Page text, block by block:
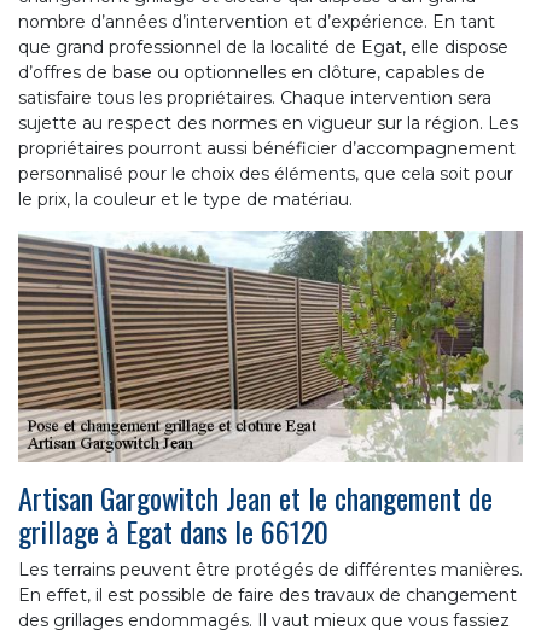
nombre d’années d’intervention et d’expérience. En tant
que grand professionnel de la localité de Egat, elle dispose
d’offres de base ou optionnelles en clôture, capables de
satisfaire tous les propriétaires. Chaque intervention sera
sujette au respect des normes en vigueur sur la région. Les
propriétaires pourront aussi bénéficier d’accompagnement
personnalisé pour le choix des éléments, que cela soit pour
le prix, la couleur et le type de matériau.
Artisan Gargowitch Jean et le changement de
grillage à Egat dans le 66120
Les terrains peuvent être protégés de différentes manières.
En effet, il est possible de faire des travaux de changement
des grillages endommagés. Il vaut mieux que vous fassiez